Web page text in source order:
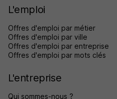
L'emploi
Offres d'emploi par métier
Offres d'emploi par ville
Offres d'emploi par entreprise
Offres d'emploi par mots clés
L'entreprise
Qui sommes-nous ?